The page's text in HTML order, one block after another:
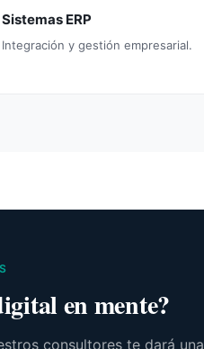
Sistemas ERP
Integración y gestión empresarial.
en mente?
consultores te dará una